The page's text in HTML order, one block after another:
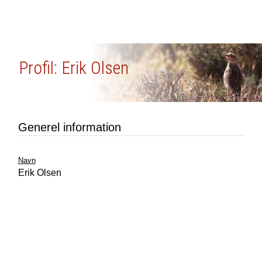
Profil: Erik Olsen
Generel information
Navn
Erik Olsen